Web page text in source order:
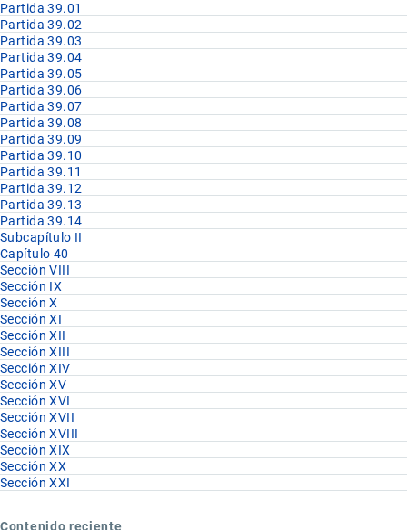
Partida 39.01
Partida 39.02
Partida 39.03
Partida 39.04
Partida 39.05
Partida 39.06
Partida 39.07
Partida 39.08
Partida 39.09
Partida 39.10
Partida 39.11
Partida 39.12
Partida 39.13
Partida 39.14
Subcapítulo II
Capítulo 40
Sección VIII
Sección IX
Sección X
Sección XI
Sección XII
Sección XIII
Sección XIV
Sección XV
Sección XVI
Sección XVII
Sección XVIII
Sección XIX
Sección XX
Sección XXI
Contenido reciente